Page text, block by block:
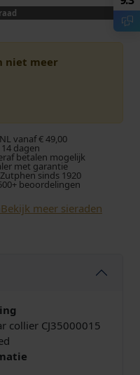
u
i
d
g
e
p
r
i
niet meer
vanaf € 49,00
dagen
betalen mogelijk
met garantie
sinds 1920
beoordelingen
Bekijk meer sieraden
collier CJ35000015